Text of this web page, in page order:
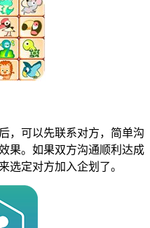
可以先联系对方，简单沟
果。如果双方沟通顺利达成
选定对方加入企划了。